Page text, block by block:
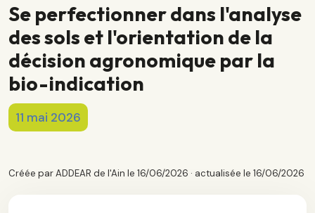
Se perfectionner dans l'analyse
des sols et l'orientation de la
décision agronomique par la
bio-indication
11 mai 2026
Créée par ADDEAR de l'Ain le 16/06/2026 · actualisée le 16/06/2026